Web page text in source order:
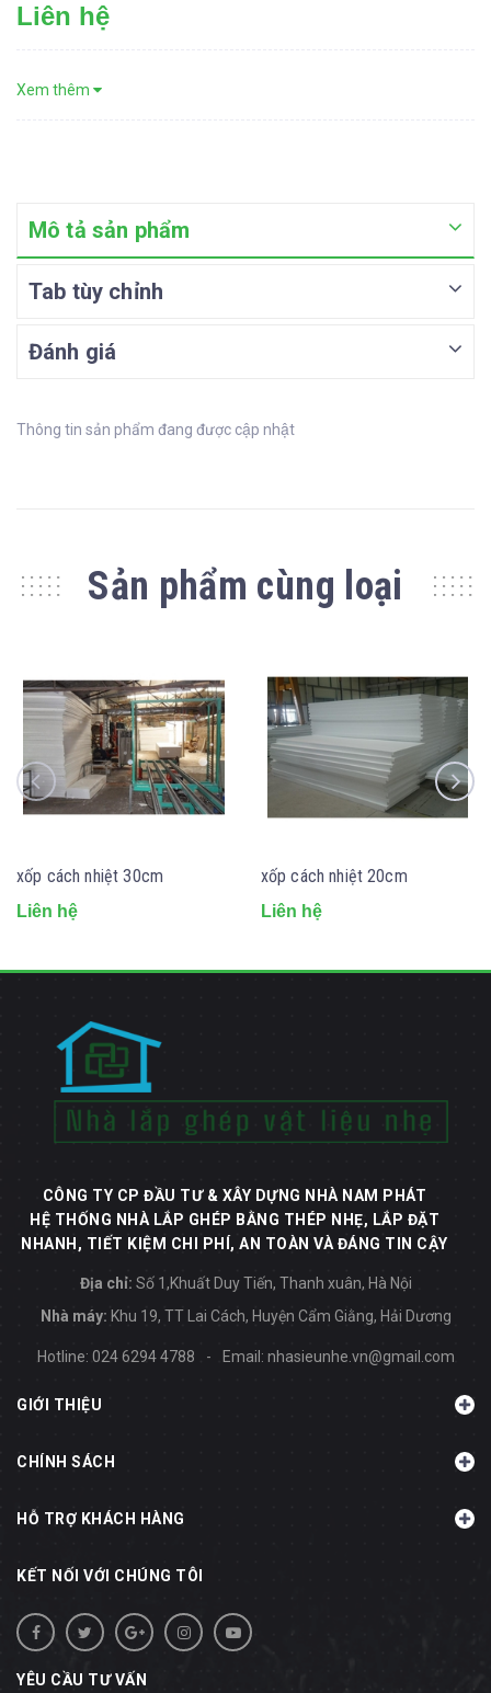
Liên hệ
Xem thêm
Mô tả sản phẩm
Tab tùy chỉnh
Đánh giá
Thông tin sản phẩm đang được cập nhật
Sản phẩm cùng loại
xốp cách nhiệt 30cm
Liên hệ
xốp cách nhiệt 20cm
Liên hệ
CÔNG TY CP ĐẦU TƯ & XÂY DỰNG NHÀ NAM PHÁT
HỆ THỐNG NHÀ LẮP GHÉP BẰNG THÉP NHẸ, LẮP ĐẶT
NHANH, TIẾT KIỆM CHI PHÍ, AN TOÀN VÀ ĐÁNG TIN CẬY
Địa chỉ: Số 1,Khuất Duy Tiến, Thanh xuân, Hà Nội
Nhà máy: Khu 19, TT Lai Cách, Huyện Cẩm Giằng, Hải Dương
Hotline: 024 6294 4788 - Email: nhasieunhe.vn@gmail.com
GIỚI THIỆU
CHÍNH SÁCH
HỖ TRỢ KHÁCH HÀNG
KẾT NỐI VỚI CHÚNG TÔI
YÊU CẦU TƯ VẤN